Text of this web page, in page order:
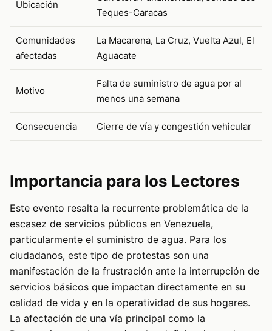
Ubicación
Teques-Caracas
Comunidades
afectadas
La Macarena, La Cruz, Vuelta Azul, El
Aguacate
Motivo
Falta de suministro de agua por al
menos una semana
Consecuencia Cierre de vía y congestión vehicular
Importancia para los Lectores
Este evento resalta la recurrente problemática de la
escasez de servicios públicos en Venezuela,
particularmente el suministro de agua. Para los
ciudadanos, este tipo de protestas son una
manifestación de la frustración ante la interrupción de
servicios básicos que impactan directamente en su
calidad de vida y en la operatividad de sus hogares.
La afectación de una vía principal como la